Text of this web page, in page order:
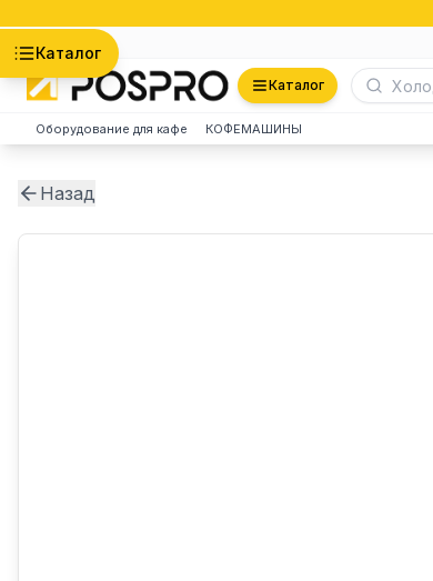
Каталог
Каталог
Оборудование для кафе КОФЕМАШИНЫ
Назад